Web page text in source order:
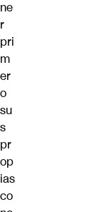
ne
r
pri
m
er
o
su
s
pr
op
ias
co